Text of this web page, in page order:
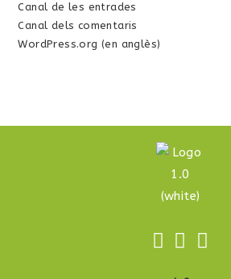
Canal de les entrades
Canal dels comentaris
WordPress.org (en anglès)